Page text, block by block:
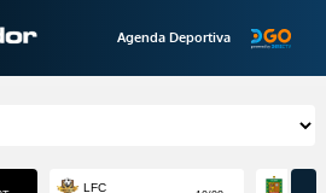
Agenda Deportiva